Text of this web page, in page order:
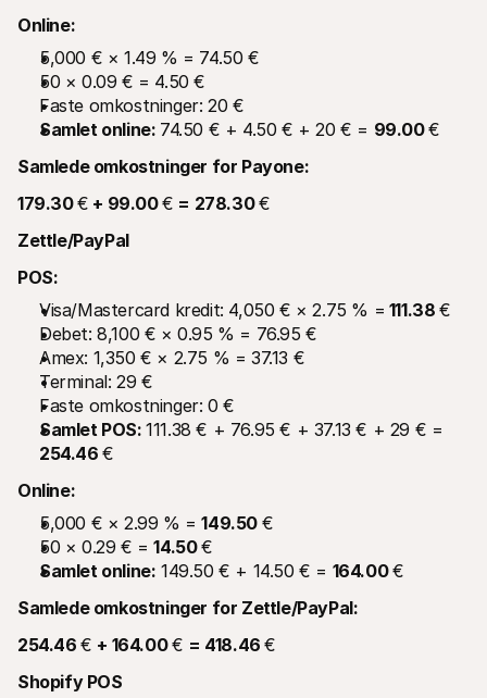
Online:
5,000 € × 1.49 % = 74.50 €
50 × 0.09 € = 4.50 €
Faste omkostninger: 20 €
Samlet online: 74.50 € + 4.50 € + 20 € = 99.00 €
Samlede omkostninger for Payone:
179.30 € + 99.00 € = 278.30 €
Zettle/PayPal
POS:
Visa/Mastercard kredit: 4,050 € × 2.75 % = 111.38 €
Debet: 8,100 € × 0.95 % = 76.95 €
Amex: 1,350 € × 2.75 % = 37.13 €
Terminal: 29 €
Faste omkostninger: 0 €
Samlet POS:
254.46 €
Online:
5,000 € × 2.99 % = 149.50 €
50 × 0.29 € = 14.50 €
Samlet online: 149.50 € + 14.50 € = 164.00 €
Samlede omkostninger for Zettle/PayPal:
254.46 € + 164.00 € = 418.46 €
Shopify POS